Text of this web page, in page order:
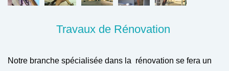
Travaux de Rénovation
Notre branche spécialisée dans la rénovation se fera un